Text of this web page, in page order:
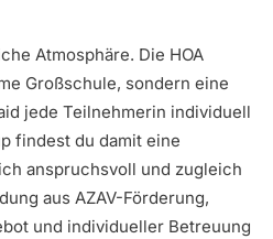
Atmosphäre. Die HOA
Großschule, sondern eine
jede Teilnehmerin individuell
findest du damit eine
anspruchsvoll und zugleich
aus AZAV-Förderung,
und individueller Betreuung